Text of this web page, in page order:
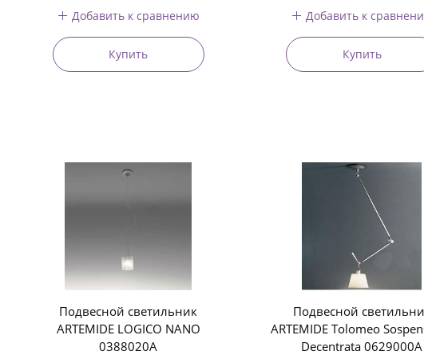
Добавить к сравнению
Купить
Добавить к
Купить
Подвесной светильник
ARTEMIDE LOGICO NANO
0388020A
Подвесной
ARTEMIDE Tolomeo
Decentrata 0629000A